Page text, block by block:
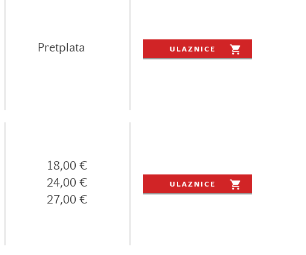
Pretplata ULAZNICE
18,00 €
24,00 €
27,00 €
ULAZNICE